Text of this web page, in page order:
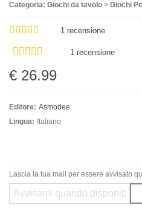
Categoria: Giochi da tavolo > Giochi
1 recensione
1 recensione
€ 26.99
Editore: Asmodee
Lingua: Italiano
Lascia la tua mail per essere avvisato